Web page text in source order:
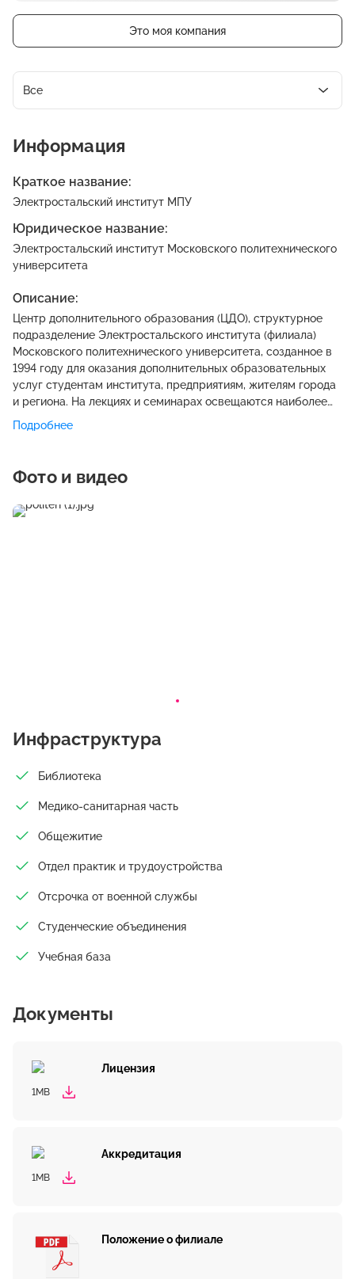
Это моя компания
Все
Информация
Краткое название:
Электростальский институт МПУ
Юридическое название:
Электростальский институт Московского политехнического
университета
Описание:
Центр дополнительного образования (ЦДО), структурное
подразделение Электростальского института (филиала)
Московского политехнического университета, созданное в
1994 году для оказания дополнительных образовательных
услуг студентам института, предприятиям, жителям города
и региона. На лекциях и семинарах освещаются наиболее
актуальные темы, которые будут интересны руководителям
и специалистам всех уровней. На занятиях Вы получите не
вопросов, но и квалифицированную консультацию у
ведущих специалистов, возможность обменяться опытом со
партнерами. Наш центробладает одной из лучших в регионе
Подробнее
Фото и видео
Инфраструктура
Библиотека
Медико-санитарная часть
Общежитие
Отдел практик и трудоустройства
Отсрочка от военной службы
Студенческие объединения
Учебная база
Документы
Лицензия
1MB
Аккредитация
1MB
Положение о филиале